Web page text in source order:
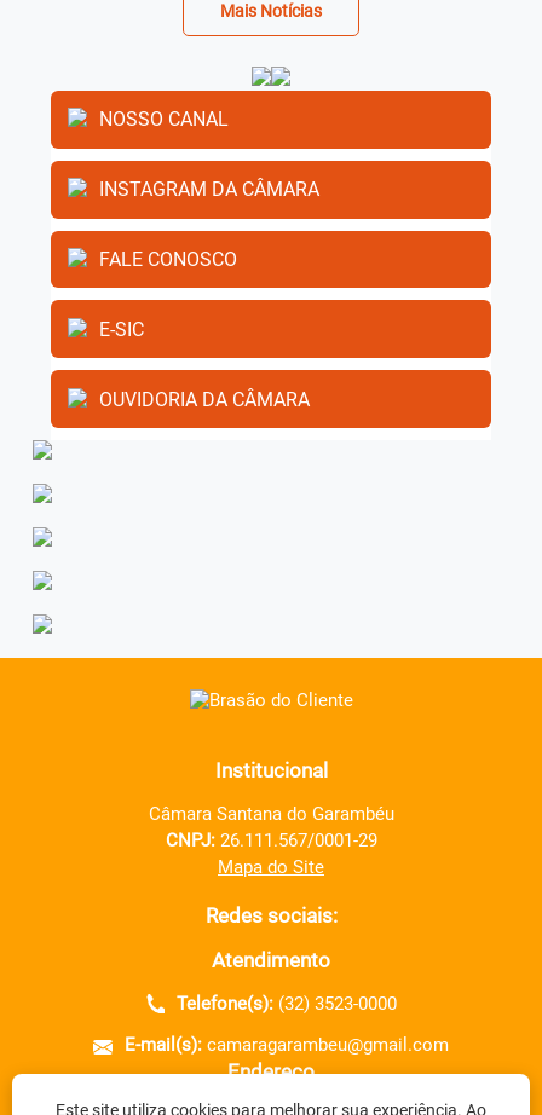
Mais Notícias
NOSSO CANAL
INSTAGRAM DA CÂMARA
FALE CONOSCO
E-SIC
OUVIDORIA DA CÂMARA
Institucional
Câmara Santana do Garambéu
CNPJ: 26.111.567/0001-29
Mapa do Site
Redes sociais:
Atendimento
Telefone(s): (32) 3523-0000
E-mail(s): camaragarambeu@gmail.com
Endereço
Este site utiliza cookies para melhorar sua experiência. Ao